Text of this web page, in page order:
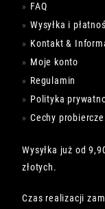
FAQ
Wysyłka i
Kontakt &
Moje konto
Regulamin
Polityka
Cechy probiercze
Wysyłka już od
złotych.
Czas realizacji